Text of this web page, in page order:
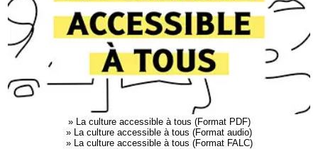
»
La culture accessible à tous (Format PDF)
»
La culture accessible à tous (Format audio)
»
La culture accessible à tous (Format FALC)